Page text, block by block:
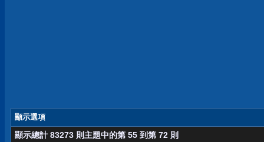
顯示選項
顯示總計 83273 則主題中的第 55 到第 72 則